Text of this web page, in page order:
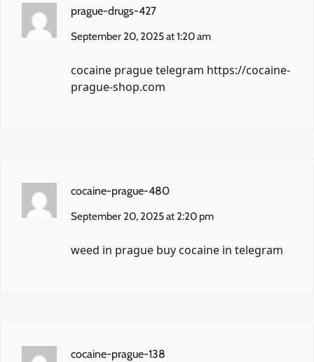
prague-drugs-427
September 20, 2025 at 1:20 am
cocaine prague telegram https://cocaine-
prague-shop.com
cocaine-prague-480
September 20, 2025 at 2:20 pm
weed in prague buy cocaine in telegram
cocaine-prague-138